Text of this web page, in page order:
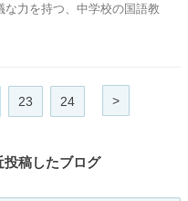
持つ、中学校の国語教
23 24 >
投稿したブログ